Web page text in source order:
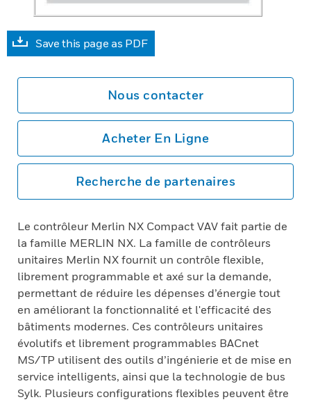
Save this page as PDF
Nous contacter
Acheter En Ligne
Recherche de partenaires
Le contrôleur Merlin NX Compact VAV fait partie de
la famille MERLIN NX. La famille de contrôleurs
unitaires Merlin NX fournit un contrôle flexible,
librement programmable et axé sur la demande,
permettant de réduire les dépenses d’énergie tout
en améliorant la fonctionnalité et l'efficacité des
bâtiments modernes. Ces contrôleurs unitaires
évolutifs et librement programmables BACnet
MS/TP utilisent des outils d’ingénierie et de mise en
service intelligents, ainsi que la technologie de bus
Sylk. Plusieurs configurations flexibles peuvent être